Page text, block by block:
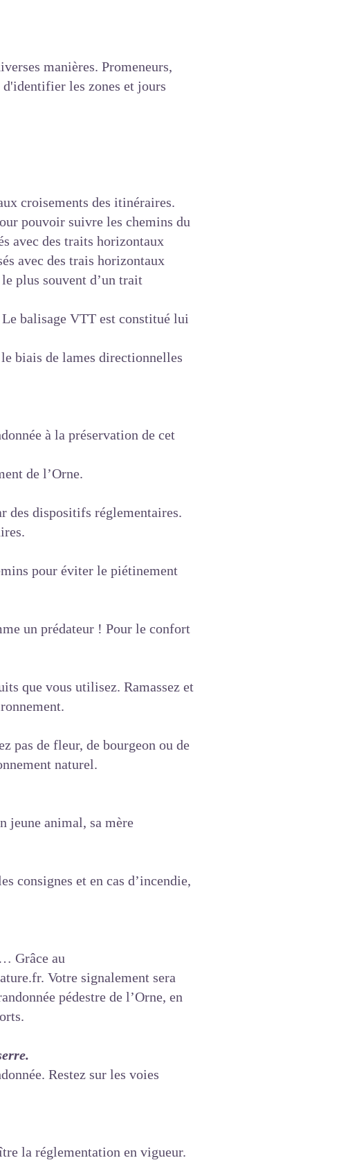
manières. Promeneurs,
d'identifier les zones et jours
croisements des itinéraires.
pouvoir suivre les chemins du
avec des traits horizontaux
avec des trais horizontaux
plus souvent d’un trait
balisage VTT est constitué lui
biais de lames directionnelles
à la préservation de cet
de l’Orne.
des dispositifs réglementaires.
pour éviter le piétinement
un prédateur ! Pour le confort
que vous utilisez. Ramassez et
pas de fleur, de bourgeon ou de
naturel.
jeune animal, sa mère
consignes et en cas d’incendie,
Grâce au
. Votre signalement sera
pédestre de l’Orne, en
Restez sur les voies
la réglementation en vigueur.